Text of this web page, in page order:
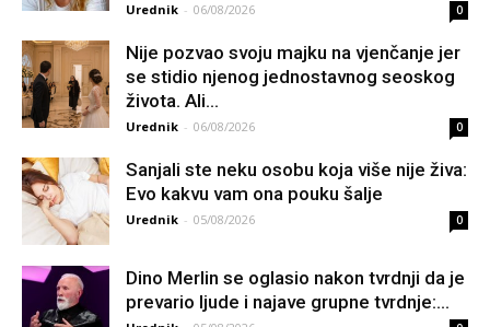
Urednik - 06/08/2026 0
Nije pozvao svoju majku na vjenčanje jer
se stidio njenog jednostavnog seoskog
života. Ali...
Urednik - 06/08/2026 0
Sanjali ste neku osobu koja više nije živa:
Evo kakvu vam ona pouku šalje
Urednik - 05/08/2026 0
Dino Merlin se oglasio nakon tvrdnji da je
prevario ljude i najave grupne tvrdnje:...